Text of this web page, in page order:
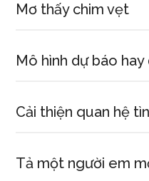
hóa
Mơ thấy chim vẹt
Mô hình dự báo
Cải thiện quan hệ
Tả một người em